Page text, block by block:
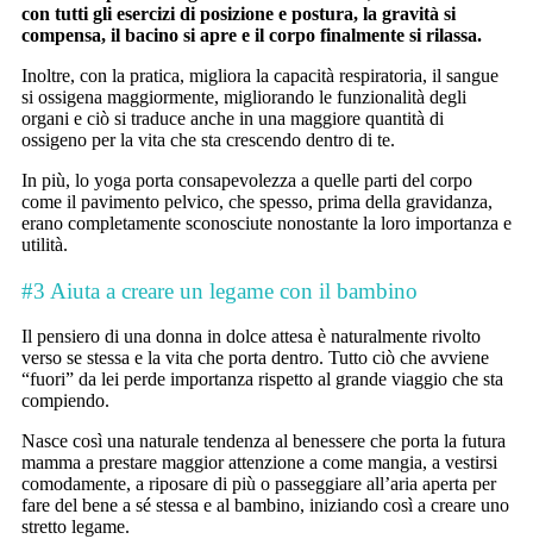
con tutti gli esercizi di posizione e postura, la gravità si
compensa, il bacino si apre e il corpo finalmente si rilassa.
Inoltre, con la pratica, migliora la capacità respiratoria, il sangue
si ossigena maggiormente, migliorando le funzionalità degli
organi e ciò si traduce anche in una maggiore quantità di
ossigeno per la vita che sta crescendo dentro di te.
In più, lo yoga porta consapevolezza a quelle parti del corpo
come il pavimento pelvico, che spesso, prima della gravidanza,
erano completamente sconosciute nonostante la loro importanza e
utilità.
#3 Aiuta a creare un legame con il bambino
Il pensiero di una donna in dolce attesa è naturalmente rivolto
verso se stessa e la vita che porta dentro. Tutto ciò che avviene
“fuori” da lei perde importanza rispetto al grande viaggio che sta
compiendo.
Nasce così una naturale tendenza al benessere che porta la futura
mamma a prestare maggior attenzione a come mangia, a vestirsi
comodamente, a riposare di più o passeggiare all’aria aperta per
fare del bene a sé stessa e al bambino, iniziando così a creare uno
stretto legame.